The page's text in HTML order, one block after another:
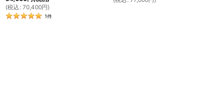
(税込 : 70,400円)
1件